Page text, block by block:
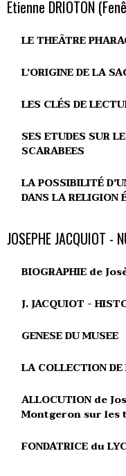
Etienne DRIOTON
LE THEÂTRE
L'ORIGINE DE LA
LES CLÉS DE
SES ETUDES SUR
SCARABEES
LA POSSIBILITÉ
DANS LA RELIGION
JOSEPHE JACQUIOT -
BIOGRAPHIE de
J. JACQUIOT -
GENESE DU MUSEE
LA COLLECTION DE
ALLOCUTION de
Montgeron sur les
FONDATRICE du